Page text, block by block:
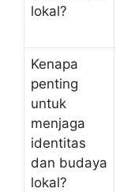
lokal?
Kenapa
penting
untuk
menjaga
identitas
dan budaya
lokal?